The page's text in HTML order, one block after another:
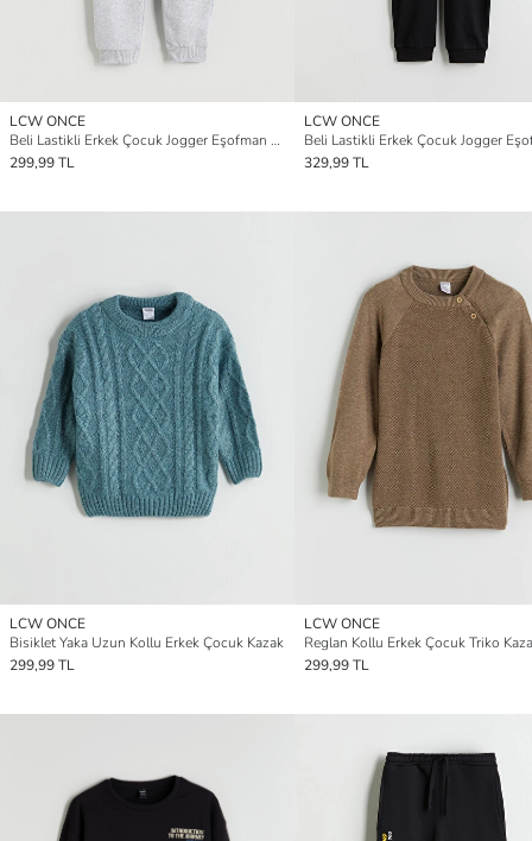
LCW ONCE
Beli Lastikli Erkek Çocuk Jogger Eşofman Altı
299,99 TL
LCW ONCE
329,99 TL
LCW ONCE
Bisiklet Yaka Uzun Kollu Erkek Çocuk Kazak
299,99 TL
LCW ONCE
Reglan Kollu Erkek Çocuk Triko
299,99 TL